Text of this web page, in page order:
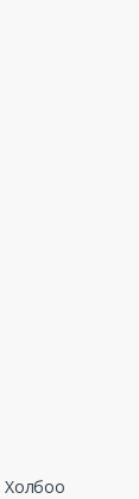
Холбоо